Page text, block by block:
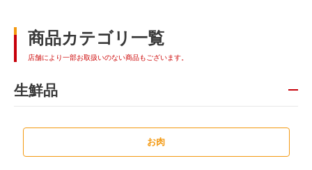
商品カテゴリ一覧
店舗により一部お取扱いのない商品もございます。
生鮮品
お肉